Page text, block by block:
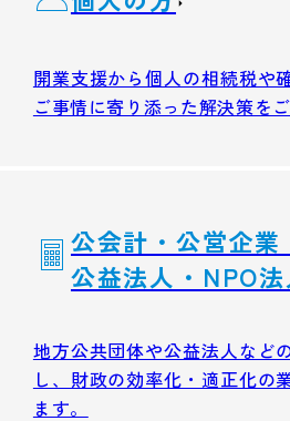
開業支援から個人の相続税や
ご事情に寄り添った解決策を
公会計・公営企業
公益法人・NPO
地方公共団体や公益法人など
し、財政の効率化・適正化の
ます。